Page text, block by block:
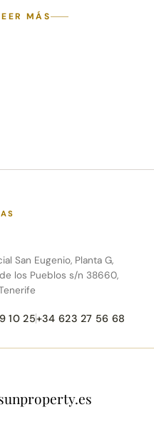
MÁS
San Eugenio, Planta G,
los Pueblos s/n 38660,
10 25+34 623 27 56 68